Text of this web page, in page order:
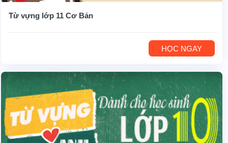
Từ vựng lớp 11 Cơ Bản
HỌC NGAY